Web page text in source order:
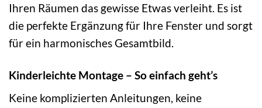
Ihren Räumen das gewisse Etwas verleiht. Es ist
die perfekte Ergänzung für Ihre Fenster und sorgt
für ein harmonisches Gesamtbild.
Kinderleichte Montage – So einfach geht’s
Keine komplizierten Anleitungen, keine